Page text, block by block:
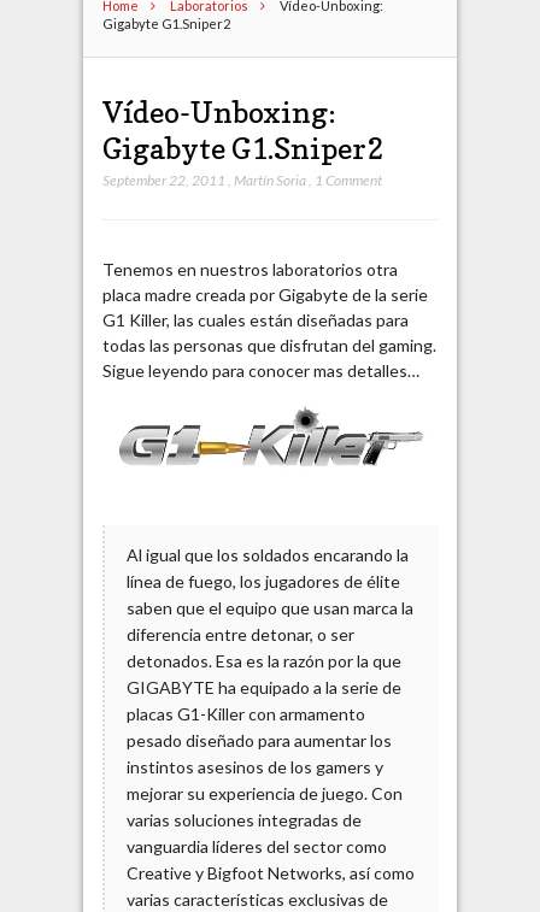
Home Laboratorios
Vídeo-Unboxing:
Gigabyte G1.Sniper2
Vídeo-Unboxing:
Gigabyte G1.Sniper2
September 22, 2011 Martín Soria, 1 Comment
Tenemos en nuestros laboratorios otra
placa madre creada por Gigabyte de la serie
G1 Killer, las cuales están diseñadas para
todas las personas que disfrutan del gaming.
Sigue leyendo para conocer mas detalles…
Al igual que los soldados encarando la
línea de fuego, los jugadores de élite
saben que el equipo que usan marca la
diferencia entre detonar, o ser
detonados. Esa es la razón por la que
GIGABYTE ha equipado a la serie de
placas G1-Killer con armamento
pesado diseñado para aumentar los
instintos asesinos de los gamers y
mejorar su experiencia de juego. Con
varias soluciones integradas de
vanguardia líderes del sector como
Creative y Bigfoot Networks, así como
varias características exclusivas de